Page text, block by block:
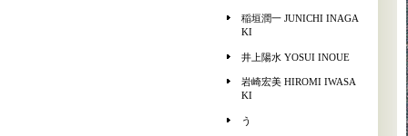
稲垣潤一 JUNICHI INAGA
KI
井上陽水 YOSUI INOUE
岩崎宏美 HIROMI IWASA
KI
う